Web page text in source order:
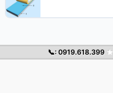
📞: 0919.618.399★